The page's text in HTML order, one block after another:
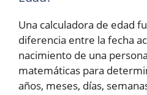
Una calculadora de edad
diferencia entre la fecha
nacimiento de una
matemáticas para
años, meses, días,